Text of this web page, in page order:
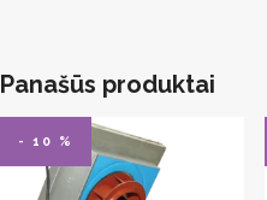
Panašūs produktai
- 10 %